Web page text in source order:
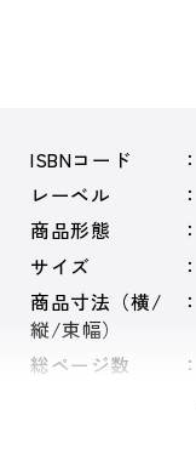
ISBNコード
レーベル
商品形態
サイズ
商品寸法（横/
縦/束幅）
総ページ数